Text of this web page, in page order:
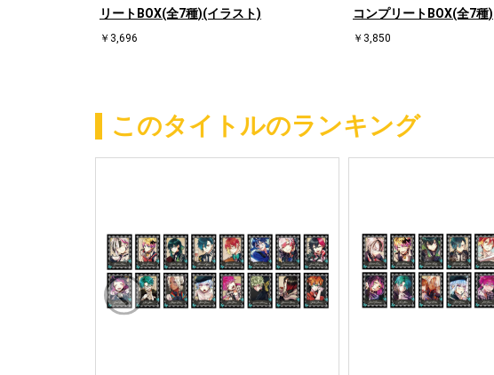
リートBOX(全7種)(イラスト)
￥3,696
コンプリートBOX(全7種)
￥3,850
このタイトルのランキング